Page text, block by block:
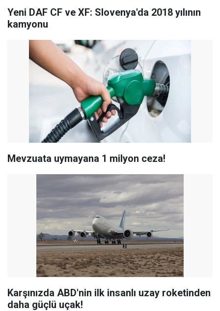
Yeni DAF CF ve XF: Slovenya'da 2018 yılının
kamyonu
Mevzuata uymayana 1 milyon ceza!
Karşınızda ABD'nin ilk insanlı uzay roketinden
daha güçlü uçak!